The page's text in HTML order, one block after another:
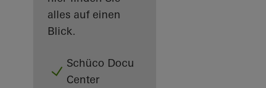
alles auf einen
Blick.
Schüco Docu
Center